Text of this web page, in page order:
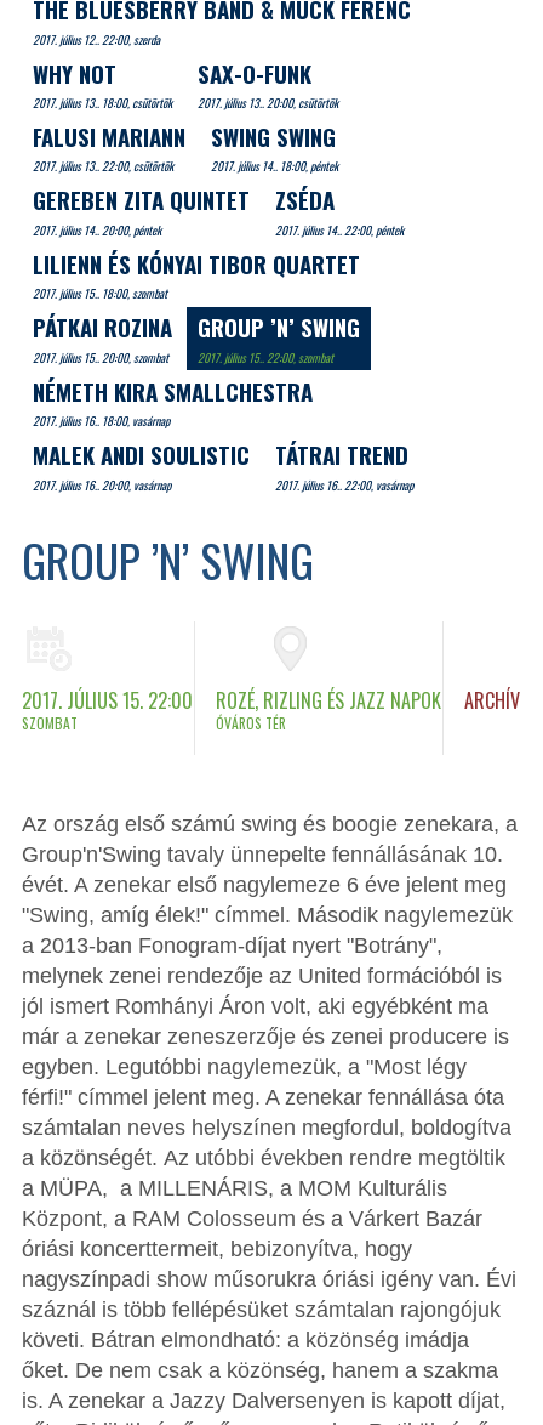
GROUP ’N’ SWING
2017. JÚLIUS 15. 22:00
SZOMBAT
ROZÉ, RIZLING ÉS JAZZ NAPOK
ÓVÁROS TÉR
ARCHÍV
Az ország első számú swing és boogie zenekara, a
Group'n'Swing tavaly ünnepelte fennállásának 10.
évét. A zenekar első nagylemeze 6 éve jelent meg
"Swing, amíg élek!" címmel. Második nagylemezük
a 2013-ban Fonogram-díjat nyert "Botrány",
melynek zenei rendezője az United formációból is
jól ismert Romhányi Áron volt, aki egyébként ma
már a zenekar zeneszerzője és zenei producere is
egyben. Legutóbbi nagylemezük, a "Most légy
férfi!" címmel jelent meg. A zenekar fennállása óta
számtalan neves helyszínen megfordul, boldogítva
a közönségét. Az utóbbi években rendre megtöltik
a MÜPA, a MILLENÁRIS, a MOM Kulturális
Központ, a RAM Colosseum és a Várkert Bazár
óriási koncerttermeit, bebizonyítva, hogy
nagyszínpadi show műsorukra óriási igény van. Évi
száznál is több fellépésüket számtalan rajongójuk
követi. Bátran elmondható: a közönség imádja
őket. De nem csak a közönség, hanem a szakma
is. A zenekar a Jazzy Dalversenyen is kapott díjat,
THE BLUESBERRY BAND & MUCK FERENC
2017. július 12.. 22:00, szerda
WHY NOT
2017. július 13.. 18:00, csütörtök
SAX-O-FUNK
2017. július 13.. 20:00, csütörtök
FALUSI MARIANN
2017. július 13.. 22:00, csütörtök
SWING SWING
2017. július 14.. 18:00, péntek
GEREBEN ZITA QUINTET
2017. július 14.. 20:00, péntek
ZSÉDA
2017. július 14.. 22:00, péntek
LILIENN ÉS KÓNYAI TIBOR QUARTET
2017. július 15.. 18:00, szombat
PÁTKAI ROZINA
2017. július 15.. 20:00, szombat
GROUP ’N’ SWING
2017. július 15.. 22:00, szombat
NÉMETH KIRA SMALLCHESTRA
2017. július 16.. 18:00, vasárnap
MALEK ANDI SOULISTIC
2017. július 16.. 20:00, vasárnap
TÁTRAI TREND
2017. július 16.. 22:00, vasárnap